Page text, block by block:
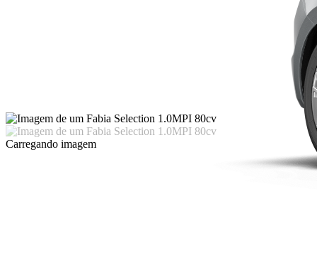
Carregando imagem